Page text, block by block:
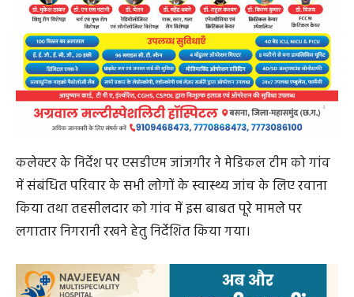
कलेक्टर के निर्देश पर एसडीएम जांजगीर ने मेडिकल टीम को गांव
में संबंधित परिवार के सभी लोगों के स्वास्थ्य जांच के लिए रवाना
किया तथा तहसीलदार को गांव में इस बाबत पूरे मामले पर
लगातार निगरानी रखने हेतु निर्देशित किया गया।